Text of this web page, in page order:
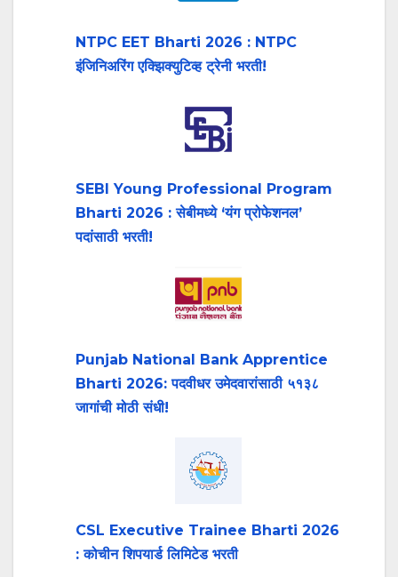
NTPC EET Bharti 2026 : NTPC
इंजिनिअरिंग एक्झिक्युटिव्ह ट्रेनी भरती!
SEBI Young Professional Program
Bharti 2026 : सेबीमध्ये ‘यंग प्रोफेशनल’
पदांसाठी भरती!
Punjab National Bank Apprentice
Bharti 2026: पदवीधर उमेदवारांसाठी ५१३८
जागांची मोठी संधी!
CSL Executive Trainee Bharti 2026
: कोचीन शिपयार्ड लिमिटेड भरती